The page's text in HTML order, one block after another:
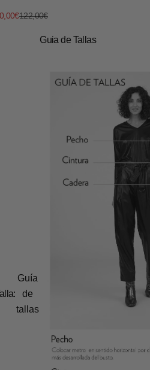
de oferta
Precio normal
122,00€
Guía
de
tallas
Guia de Tallas